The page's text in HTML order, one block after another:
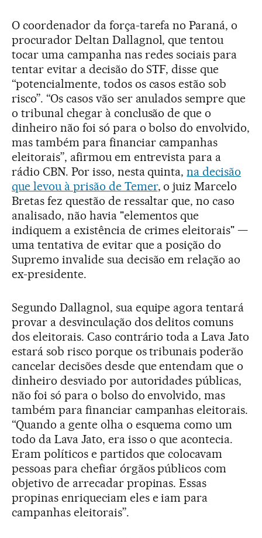
O coordenador da força-tarefa no Paraná, o
procurador Deltan Dallagnol, que tentou
tocar uma campanha nas redes sociais para
tentar evitar a decisão do STF, disse que
“potencialmente, todos os casos estão sob
risco”. “Os casos vão ser anulados sempre que
o tribunal chegar à conclusão de que o
dinheiro não foi só para o bolso do envolvido,
mas também para financiar campanhas
eleitorais”, afirmou em entrevista para a
rádio CBN. Por isso, nesta quinta,na decisão
que levou à prisão de Temer, o juiz Marcelo
Bretas fez questão de ressaltar que, no caso
analisado, não havia "elementos que
indiquem a existência de crimes eleitorais" —
uma tentativa de evitar que a posição do
Supremo invalide sua decisão em relação ao
ex-presidente.
Segundo Dallagnol, sua equipe agora tentará
provar a desvinculação dos delitos comuns
dos eleitorais. Caso contrário toda a Lava Jato
estará sob risco porque os tribunais poderão
cancelar decisões desde que entendam que o
dinheiro desviado por autoridades públicas,
não foi só para o bolso do envolvido, mas
também para financiar campanhas eleitorais.
“Quando a gente olha o esquema como um
todo da Lava Jato, era isso o que acontecia.
Eram políticos e partidos que colocavam
pessoas para chefiar órgãos públicos com
objetivo de arrecadar propinas. Essas
propinas enriqueciam eles e iam para
campanhas eleitorais”.